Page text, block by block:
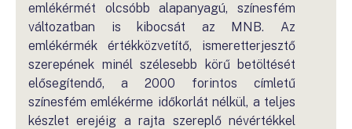
emlékérmét olcsóbb alapanyagú, színesfém
változatban is kibocsát az MNB. Az
emlékérmék értékközvetítő, ismeretterjesztő
szerepének minél szélesebb körű betöltését
elősegítendő, a 2000 forintos címletű
színesfém emlékérme időkorlát nélkül, a teljes
készlet erejéig a rajta szereplő névértékkel